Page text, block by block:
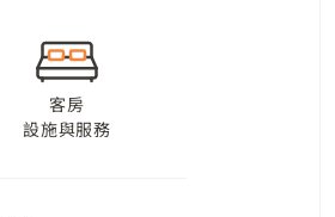
客房
設施與服務